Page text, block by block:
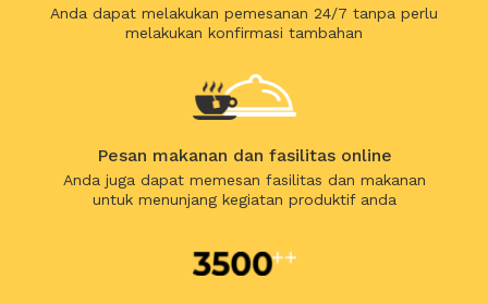
Anda dapat melakukan pemesanan 24/7 tanpa perlu
melakukan konfirmasi tambahan
Pesan makanan dan fasilitas online
Anda juga dapat memesan fasilitas dan makanan
untuk menunjang kegiatan produktif anda